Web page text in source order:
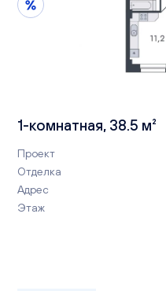
1-комнатная, 38.5 м²
Проект
Отделка
Адрес
Этаж